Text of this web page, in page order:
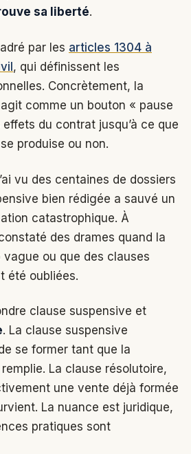
sa liberté.
par les articles 1304 à
, qui définissent les
Concrètement, la
comme un bouton « pause
du contrat jusqu’à ce que
produise ou non.
vu des centaines de dossiers
bien rédigée a sauvé un
catastrophique. À
des drames quand la
ou que des clauses
été oubliées.
clause suspensive et
. La clause suspensive
se former tant que la
La clause résolutoire,
une vente déjà formée
La nuance est juridique,
pratiques sont